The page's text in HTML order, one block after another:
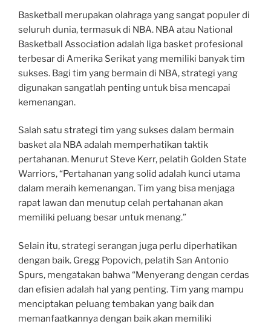
Basketball merupakan olahraga yang sangat populer di
seluruh dunia, termasuk di NBA. NBA atau National
Basketball Association adalah liga basket profesional
terbesar di Amerika Serikat yang memiliki banyak tim
sukses. Bagi tim yang bermain di NBA, strategi yang
digunakan sangatlah penting untuk bisa mencapai
kemenangan.
Salah satu strategi tim yang sukses dalam bermain
basket ala NBA adalah memperhatikan taktik
pertahanan. Menurut Steve Kerr, pelatih Golden State
Warriors, “Pertahanan yang solid adalah kunci utama
dalam meraih kemenangan. Tim yang bisa menjaga
rapat lawan dan menutup celah pertahanan akan
memiliki peluang besar untuk menang.”
Selain itu, strategi serangan juga perlu diperhatikan
dengan baik. Gregg Popovich, pelatih San Antonio
Spurs, mengatakan bahwa “Menyerang dengan cerdas
dan efisien adalah hal yang penting. Tim yang mampu
menciptakan peluang tembakan yang baik dan
memanfaatkannya dengan baik akan memiliki